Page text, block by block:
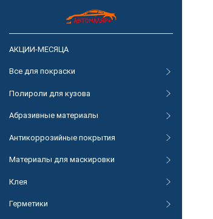
АКЦИИ-МЕСЯЦА
Все для покраски
Полироли для кузова
Абразивные материалы
Антикоррозийные покрытия
Материалы для маскировки
Клея
Герметики